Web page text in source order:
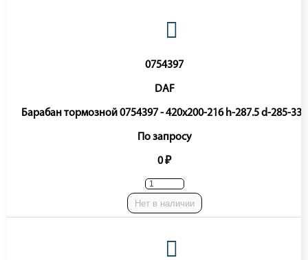
0754397
DAF
Барабан тормозной 0754397 - 420x200-216 h-287.5 d-285-335
По запросу
0 ₽
Нет в наличии